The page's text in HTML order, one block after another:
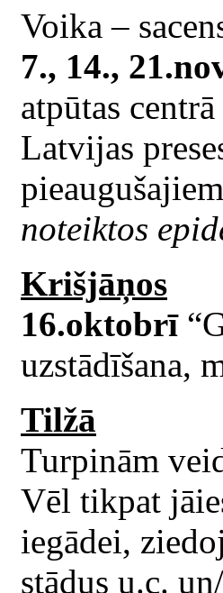
Voika –
7., 14.,
atpūtas
Latvijas
noteiktos
Krišjāņos
16.oktobrī
uzstādīšana,
Tilžā
Turpinām
Vēl tikpat
iegādei,
stādus u.c.